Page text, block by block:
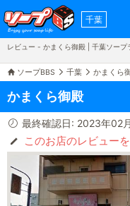
千葉
レビュー - かまくら御殿 | 千葉ソー
ソープBBS 千葉 かまくら
かまくら御殿
最終確認日: 2023年02
このお店のレビュー